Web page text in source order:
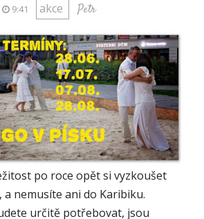
9:41 akce Petr
po roce opět si vyzkoušet
nemusíte ani do Karibiku.
určitě potřebovat, jsou